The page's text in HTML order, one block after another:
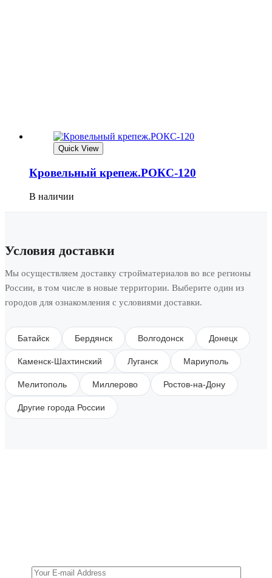
Quick View
Кровельный крепеж.РОКС-120
В наличии
Условия доставки
Мы осуществляем доставку стройматериалов во все регионы
России, в том числе в новые территории. Выберите один из
городов для ознакомления с условиями доставки.
Батайск Бердянск Волгодонск Донецк
Каменск-Шахтинский Луганск Мариуполь
Мелитополь Миллерово Ростов-на-Дону
Другие города России